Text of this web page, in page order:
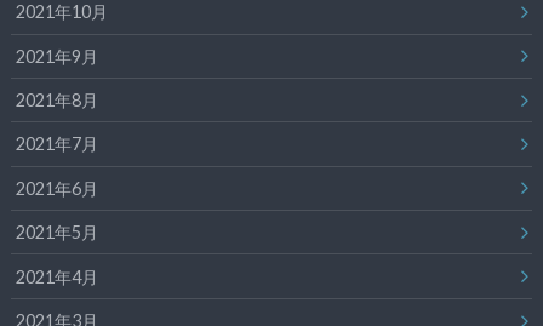
2021年10月
2021年9月
2021年8月
2021年7月
2021年6月
2021年5月
2021年4月
2021年3月